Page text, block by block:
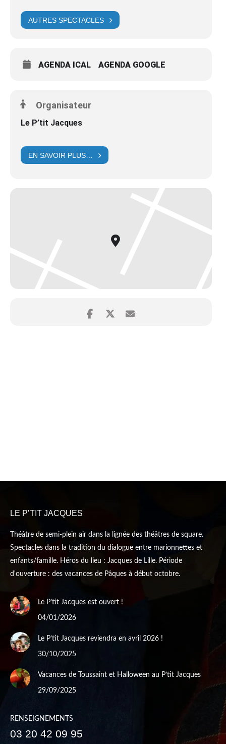
AUTRES SPECTACLES
AGENDA ICAL AGENDA GOOGLE
Organisateur
Le P’tit Jacques
EN SAVOIR PLUS…
LE P’TIT JACQUES
Théâtre de semi-plein air dans la lignée des théâtres de square.
Spectacles dans la tradition du dialogue entre marionnettes et
enfants/famille. Héros du lieu : Jacques de Lille. Période
d'ouverture : des vacances de Pâques à début octobre.
Le P’tit Jacques est ouvert !
04/01/2026
Le P’tit Jacques reviendra en avril 2026 !
30/10/2025
Vacances de Toussaint et Halloween au P’tit Jacques
29/09/2025
RENSEIGNEMENTS
03 20 42 09 95